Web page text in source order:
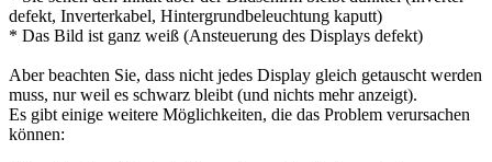
defekt, Inverterkabel, Hintergrundbeleuchtung kaputt)
* Das Bild ist ganz weiß (Ansteuerung des Displays defekt)
Aber beachten Sie, dass nicht jedes Display gleich getauscht werden
muss, nur weil es schwarz bleibt (und nichts mehr anzeigt).
Es gibt einige weitere Möglichkeiten, die das Problem verursachen
können: